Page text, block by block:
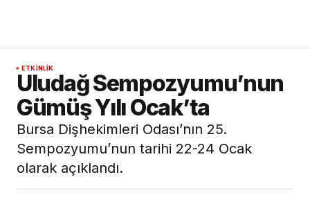
ETKINLIK
Uludağ Sempozyumu’nun
Gümüş Yılı Ocak’ta
Bursa Dişhekimleri Odası’nın 25.
Sempozyumu’nun tarihi 22-24 Ocak
olarak açıklandı.